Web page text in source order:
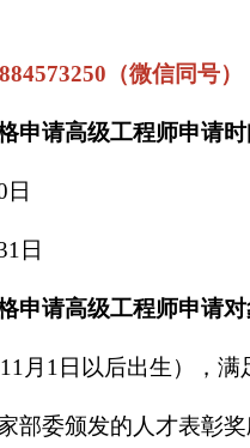
（微信同号）
申请高级工程师申请
日
日
申请高级工程师申请
月1日以后出生），
部委颁发的人才表彰